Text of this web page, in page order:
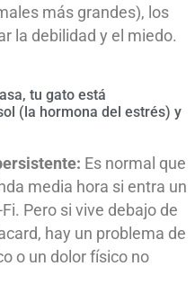
más grandes), los
la debilidad y el miedo.
tu gato está
(la hormona del estrés) y
Es normal que
media hora si entra un
Pero si vive debajo de
hay un problema de
o un dolor físico no